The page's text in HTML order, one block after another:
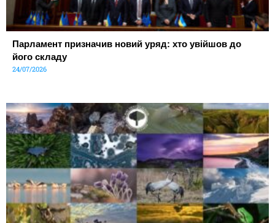
Парламент призначив новий уряд: хто увійшов до
його складу
24/07/2026